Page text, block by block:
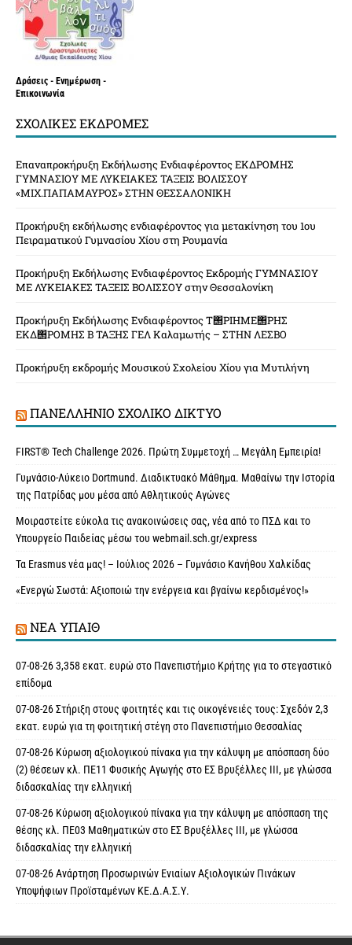
Δράσεις - Ενημέρωση -
Επικοινωνία
ΣΧΟΛΙΚΈΣ ΕΚΔΡΟΜΈΣ
Επαναπροκήρυξη Εκδήλωσης Ενδιαφέροντος ΕΚΔΡΟΜΗΣ
ΓΥΜΝΑΣΙΟΥ ΜΕ ΛΥΚΕΙΑΚΕΣ ΤΑΞΕΙΣ ΒΟΛΙΣΣΟΥ
«ΜΙΧ.ΠΑΠΑΜΑΥΡΟΣ» ΣΤΗΝ ΘΕΣΣΑΛΟΝΙΚΗ
Προκήρυξη εκδήλωσης ενδιαφέροντος για μετακίνηση του 1ου
Πειραματικού Γυμνασίου Χίου στη Ρουμανία
Προκήρυξη Εκδήλωσης Ενδιαφέροντος Εκδρομής ΓΥΜΝΑΣΙΟΥ
ΜΕ ΛΥΚΕΙΑΚΕΣ ΤΑΞΕΙΣ ΒΟΛΙΣΣΟΥ στην Θεσσαλονίκη
Προκήρυξη Εκδήλωσης Ενδιαφέροντος Τ΢ΡΙΗΜΕ΢ΡΗΣ
ΕΚΔ΢ΡΟΜΗΣ Β ΤΑΞΗΣ ΓΕΛ Καλαμωτής – ΣΤΗΝ ΛΕΣΒΟ
Προκήρυξη εκδρομής Μουσικού Σχολείου Χίου για Μυτιλήνη
ΠΑΝΕΛΛΉΝΙΟ ΣΧΟΛΙΚΌ ΔΊΚΤΥΟ
FIRST® Tech Challenge 2026. Πρώτη Συμμετοχή … Μεγάλη Εμπειρία!
Γυμνάσιο-Λύκειο Dortmund. Διαδικτυακό Μάθημα. Μαθαίνω την Ιστορία
της Πατρίδας μου μέσα από Αθλητικούς Αγώνες
Μοιραστείτε εύκολα τις ανακοινώσεις σας, νέα από το ΠΣΔ και το
Υπουργείο Παιδείας μέσω του webmail.sch.gr/express
Τα Erasmus νέα μας! – Ιούλιος 2026 – Γυμνάσιο Κανήθου Χαλκίδας
«Ενεργώ Σωστά: Αξιοποιώ την ενέργεια και βγαίνω κερδισμένος!»
ΝΈΑ ΥΠAΙΘ
07-08-26 3,358 εκατ. ευρώ στο Πανεπιστήμιο Κρήτης για το στεγαστικό
επίδομα
07-08-26 Στήριξη στους φοιτητές και τις οικογένειές τους: Σχεδόν 2,3
εκατ. ευρώ για τη φοιτητική στέγη στο Πανεπιστήμιο Θεσσαλίας
07-08-26 Κύρωση αξιολογικού πίνακα για την κάλυψη με απόσπαση δύο
(2) θέσεων κλ. ΠΕ11 Φυσικής Αγωγής στο ΕΣ Βρυξέλλες ΙΙΙ, με γλώσσα
διδασκαλίας την ελληνική
07-08-26 Κύρωση αξιολογικού πίνακα για την κάλυψη με απόσπαση της
θέσης κλ. ΠΕ03 Μαθηματικών στο ΕΣ Βρυξέλλες ΙΙΙ, με γλώσσα
διδασκαλίας την ελληνική
07-08-26 Ανάρτηση Προσωρινών Ενιαίων Αξιολογικών Πινάκων
Υποψήφιων Προϊσταμένων ΚΕ.Δ.Α.Σ.Υ.